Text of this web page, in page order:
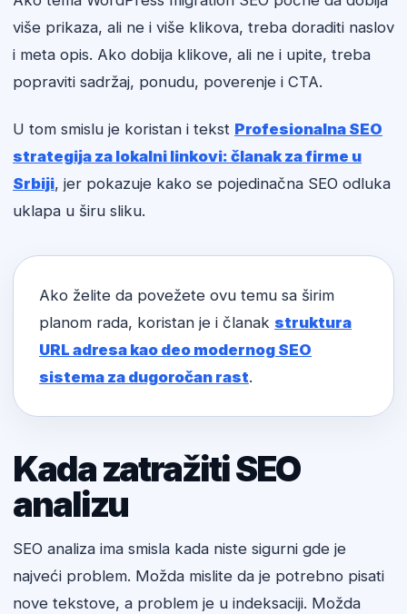
više prikaza, ali ne i više klikova, treba doraditi naslov
i meta opis. Ako dobija klikove, ali ne i upite, treba
popraviti sadržaj, ponudu, poverenje i CTA.
U tom smislu je koristan i tekst Profesionalna SEO
strategija za lokalni linkovi: članak za firme u
Srbiji, jer pokazuje kako se pojedinačna SEO odluka
uklapa u širu sliku.
Ako želite da povežete ovu temu sa širim
planom rada, koristan je i članak struktura
URL adresa kao deo modernog SEO
sistema za dugoročan rast.
Kada zatražiti SEO
analizu
SEO analiza ima smisla kada niste sigurni gde je
najveći problem. Možda mislite da je potrebno pisati
nove tekstove, a problem je u indeksaciji. Možda